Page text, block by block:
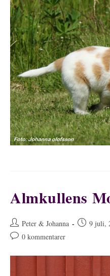
Almkullens
Inläggsförfattare:
Peter & Johanna
Inlägget
9 juli,
Kommentarer
inlägget:
0 kommentarer